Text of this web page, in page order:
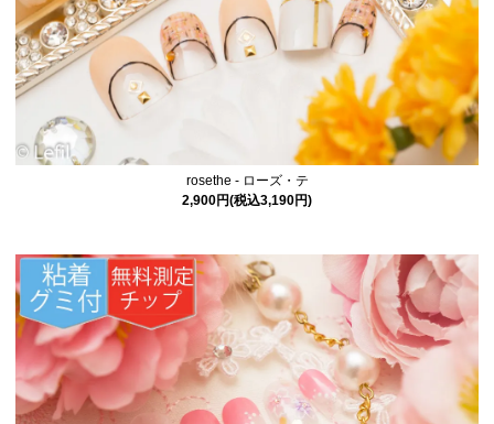
rosethe - ローズ・テ
2,900円(税込3,190円)